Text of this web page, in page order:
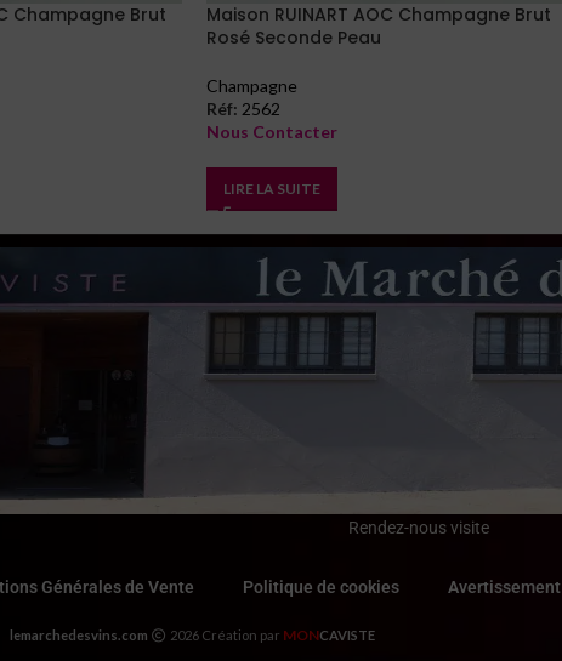
Champagne Brut
Maison RUINART AOC Champagne Brut
Rosé Seconde Peau
Champagne
Réf: 2562
Nous Contacter
LIRE LA SUITE
Rendez-nous visite
Générales de Vente Politique de cookies Avertissement
lemarchedesvins.com 2026 Création par MONCAVISTE